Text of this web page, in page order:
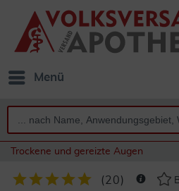
Menü
Trockene und gereizte Augen
(20)